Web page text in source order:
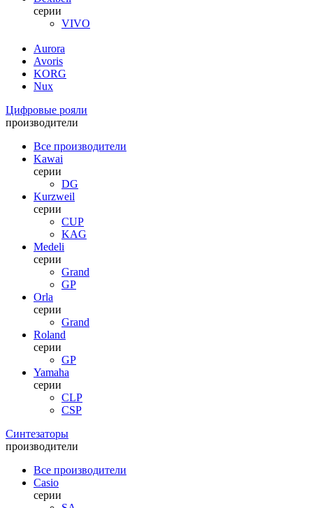
серии
VIVO
Aurora
Avoris
KORG
Nux
Цифровые рояли
производители
Все производители
Kawai
серии
DG
Kurzweil
серии
CUP
KAG
Medeli
серии
Grand
GP
Orla
серии
Grand
Roland
серии
GP
Yamaha
серии
CLP
CSP
Синтезаторы
производители
Все производители
Casio
серии